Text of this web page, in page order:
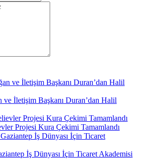
ve İletişim Başkanı Duran’dan Halil
Projesi Kura Çekimi Tamamlandı
İş Dünyası İçin Ticaret Akademisi